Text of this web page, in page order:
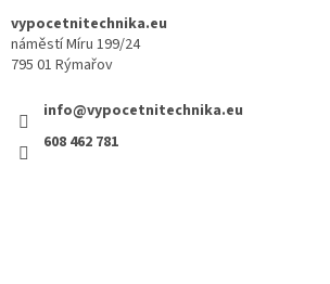
vypocetnitechnika.eu
náměstí Míru 199/24
795 01 Rýmařov
info@vypocetnitechnika.eu
608 462 781